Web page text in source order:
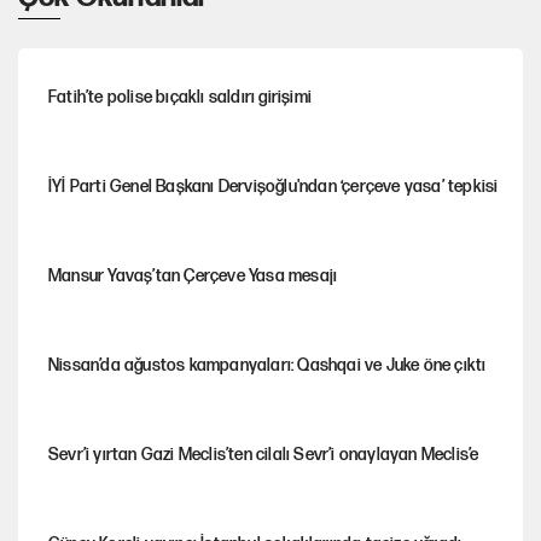
Fatih’te polise bıçaklı saldırı girişimi
İYİ Parti Genel Başkanı Dervişoğlu'ndan ‘çerçeve yasa’ tepkisi
Mansur Yavaş’tan Çerçeve Yasa mesajı
Nissan’da ağustos kampanyaları: Qashqai ve Juke öne çıktı
Sevr’i yırtan Gazi Meclis’ten cilalı Sevr’i onaylayan Meclis’e